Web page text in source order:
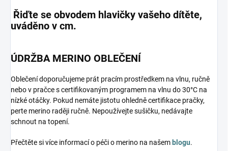
Řiďte se obvodem hlavičky vašeho dítěte,
uváděno v cm.
ÚDRŽBA MERINO OBLEČENÍ
Oblečení doporučujeme prát pracím prostředkem na vlnu, ručně
nebo v pračce s certifikovaným programem na vlnu do 30°C na
nízké otáčky. Pokud nemáte jistotu ohledně certifikace pračky,
perte merino raději ručně. Nepoužívejte sušičku, nedávajte
schnout na topení.
Přečtěte si více informací o péči o merino na našem blogu.